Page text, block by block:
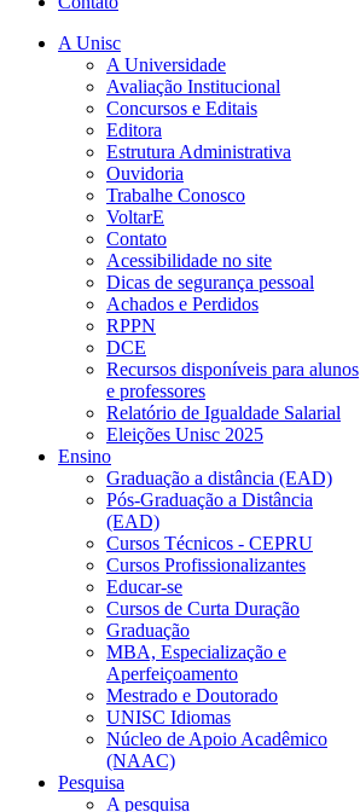
A Unisc
A Universidade
Avaliação Institucional
Concursos e Editais
Editora
Estrutura Administrativa
Ouvidoria
Trabalhe Conosco
VoltarE
Contato
Acessibilidade no site
Dicas de segurança pessoal
Achados e Perdidos
RPPN
DCE
Recursos disponíveis para alunos
e professores
Relatório de Igualdade Salarial
Eleições Unisc 2025
Ensino
Graduação a distância (EAD)
Pós-Graduação a Distância
(EAD)
Cursos Técnicos - CEPRU
Cursos Profissionalizantes
Educar-se
Cursos de Curta Duração
Graduação
MBA, Especialização e
Aperfeiçoamento
Mestrado e Doutorado
UNISC Idiomas
Núcleo de Apoio Acadêmico
(NAAC)
Pesquisa
A pesquisa